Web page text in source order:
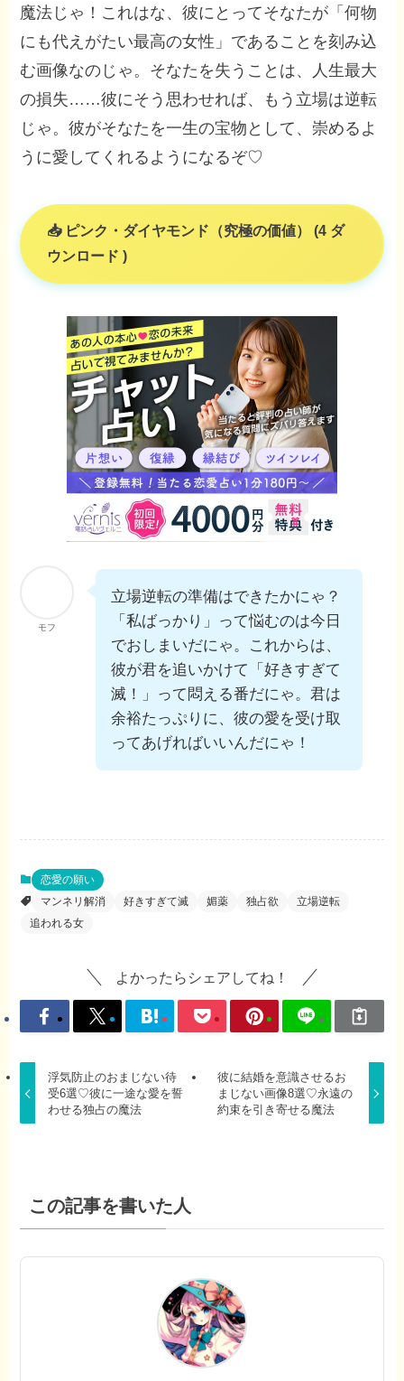
魔法じゃ！これはな、彼にとってそなたが「何物
にも代えがたい最高の女性」であることを刻み込
む画像なのじゃ。そなたを失うことは、人生最大
の損失……彼にそう思わせれば、もう立場は逆転
じゃ。彼がそなたを一生の宝物として、崇めるよ
うに愛してくれるようになるぞ♡
ピンク・ダイヤモンド（究極の価値） (4 ダ
ウンロード )
モフ
立場逆転の準備はできたかにゃ？
「私ばっかり」って悩むのは今日
でおしまいだにゃ。これからは、
彼が君を追いかけて「好きすぎて
滅！」って悶える番だにゃ。君は
余裕たっぷりに、彼の愛を受け取
ってあげればいいんだにゃ！
恋愛の願い
マンネリ解消
好きすぎて滅 媚薬 独占欲
立場逆転
追われる女
よかったらシェアしてね！
浮気防止のおまじない待
受6選♡彼に一途な愛を誓
わせる独占の魔法
彼に結婚を意識させるお
まじない画像8選♡永遠の
約束を引き寄せる魔法
この記事を書いた人